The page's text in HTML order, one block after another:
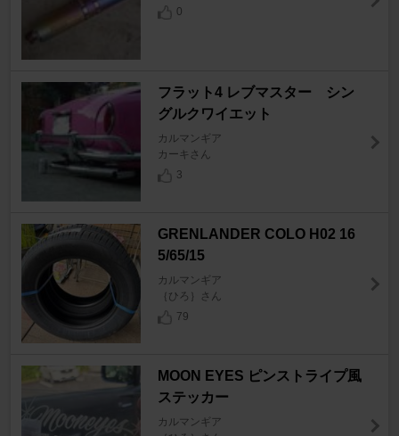
0
フラット4 レブマスター シン
グルクワイエット
カルマンギア
カーキさん
3
GRENLANDER COLO H02 16
5/65/15
カルマンギア
｛ひろ｝さん
79
MOON EYES ピンストライプ風
ステッカー
カルマンギア